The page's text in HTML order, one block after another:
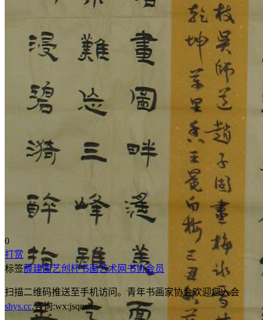
0
打赏
标签薛建国艺创杯书画艺术网 书协会员
扫描二维码推送至手机访问。青年书画家协会欢迎您入会
shys.cc,咨询:wx:jsqnsh